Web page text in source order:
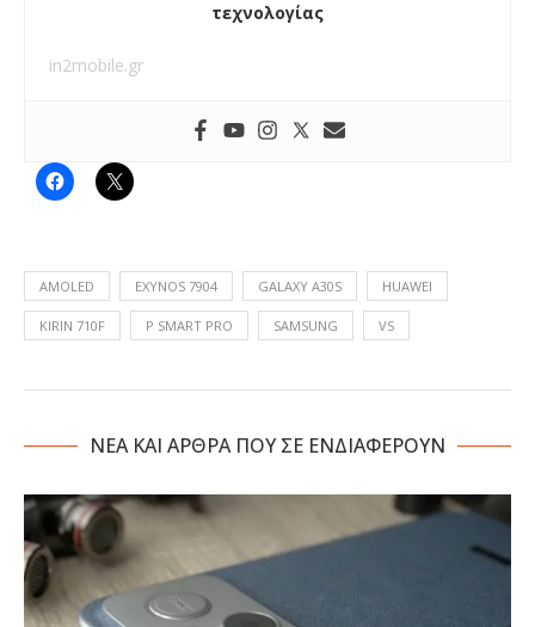
τεχνολογίας
in2mobile.gr
AMOLED EXYNOS 7904 GALAXY A30S HUAWEI
KIRIN 710F P SMART PRO SAMSUNG VS
NΕΑ ΚΑΙ ΑΡΘΡΑ ΠΟΥ ΣΕ ΕΝΔΙΑΦΕΡΟΥΝ